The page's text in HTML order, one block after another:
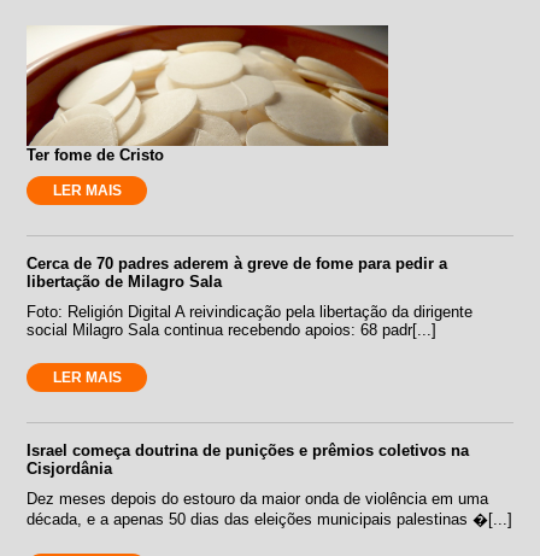
Ter fome de Cristo
LER MAIS
Cerca de 70 padres aderem à greve de fome para pedir a
libertação de Milagro Sala
Foto: Religión Digital A reivindicação pela libertação da dirigente
social Milagro Sala continua recebendo apoios: 68 padr[...]
LER MAIS
Israel começa doutrina de punições e prêmios coletivos na
Cisjordânia
Dez meses depois do estouro da maior onda de violência em uma
década, e a apenas 50 dias das eleições municipais palestinas �[...]